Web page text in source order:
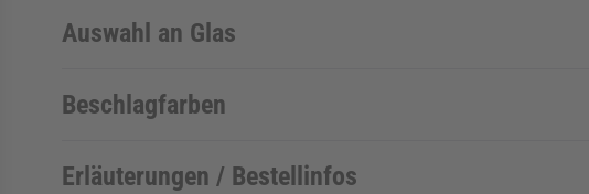
Auswahl an Glas
Beschlagfarben
Erläuterungen / Bestellinfos